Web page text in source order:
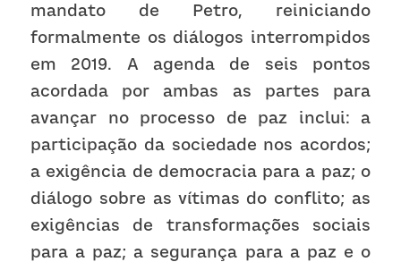
mandato de Petro, reiniciando
formalmente os diálogos interrompidos
em 2019. A agenda de seis pontos
acordada por ambas as partes para
avançar no processo de paz inclui: a
participação da sociedade nos acordos;
a exigência de democracia para a paz; o
diálogo sobre as vítimas do conflito; as
exigências de transformações sociais
para a paz; a segurança para a paz e o